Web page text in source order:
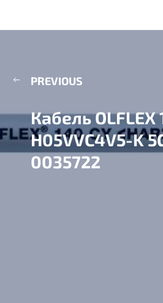
PREVIOUS
Кабель OLFLEX
H05VVC4V5-K
0035722